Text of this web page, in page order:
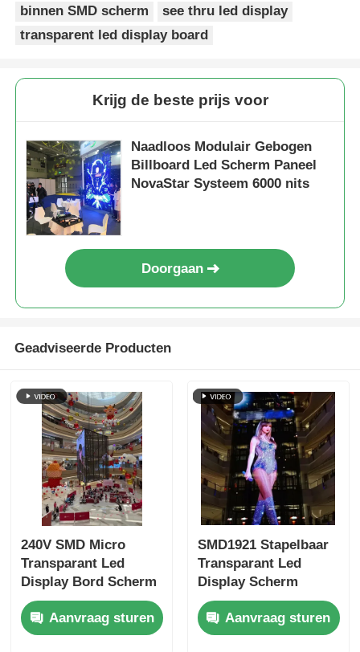
binnen SMD scherm
see thru led display
transparent led display board
Krijg de beste prijs voor
Naadloos Modulair Gebogen
Billboard Led Scherm Paneel
NovaStar Systeem 6000 nits
Doorgaan
Geadviseerde Producten
240V SMD Micro
Transparant Led
Display Bord Scherm
Videomuur
Aanvraag sturen
SMD1921 Stapelbaar
Transparant Led
Display Scherm
Videowall Voor
Detailhandel
Aanvraag sturen